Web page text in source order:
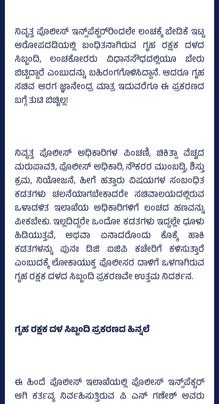
ನಿವೃತ್ತ ಪೊಲೀಸ್‌ ಇನ್ಸ್‌ಪೆಕ್ಟರ್‌ರಿಂದಲೇ ಲಂಚಕ್ಕೆ ಬೇಡಿಕೆ ಇಟ್ಟ
ಆರೋಪದಡಿಯಲ್ಲಿ ಬಂಧಿತನಾಗಿರುವ ಗೃಹ ರಕ್ಷಕ ದಳದ
ಸಿಬ್ಬಂದಿ, ಲಂಚಕೋರರು ವಿಧಾನಸೌಧದಲ್ಲಿಯೂ ಬೇರು
ಬಿಟ್ಟಿದ್ದಾರೆ ಎಂಬುದನ್ನು ಬಹಿರಂಗಗೊಳಿಸಿದ್ದಾನೆ. ಆದರೂ ಗೃಹ
ಸಚಿವ ಆರಗ ಜ್ಞಾನೇಂದ್ರ ಮಾತ್ರ ಇದುವರೆಗೂ ಈ ಪ್ರಕರಣದ
ಬಗ್ಗೆ ತುಟಿ ಬಿಚ್ಚಿಲ್ಲ!
ನಿವೃತ್ತ ಪೊಲೀಸ್‌ ಅಧಿಕಾರಿಗಳ ಪಿಂಚಣಿ, ಚಿಕಿತ್ಸಾ ವೆಚ್ಚದ
ಮರುಪಾವತಿ, ಪೊಲೀಸ್‌ ಅಧಿಕಾರಿ, ನೌಕರರ ಮುಂಬಡ್ತಿ, ಶಿಸ್ತು
ಕ್ರಮ, ನಿಯೋಜನೆ, ಹೀಗೆ ಹತ್ತಾರು ವಿಷಯಗಳ ಸಂಬಂಧಿತ
ಕಡತಗಳು ಚಲನೆಯಾಗಬೇಕಾದರೇ ಸಚಿವಾಲಯದಲ್ಲಿರುವ
ಒಳಾಡಳಿತ ಇಲಾಖೆಯ ಅಧಿಕಾರಿಗಳಿಗೆ ಲಂಚದ ಹಣವನ್ನು
ಪೀಕಬೇಕು. ಇಲ್ಲದಿದ್ದರೇ ಒಂದೋ ಕಡತಗಳು ಇದ್ದಲ್ಲೇ ಧೂಳು
ಹಿಡಿಯುತ್ತವೆ, ಅಥವಾ ಏನಾದರೊಂದು ಕೊಕ್ಕೆ ಹಾಕಿ
ಕಡತಗಳನ್ನು ಪುನಃ ಡಿಜಿ ಐಜಿಪಿ ಕಚೇರಿಗೆ ಕಳಿಸುತ್ತಾರೆ
ಎಂಬುದಕ್ಕೆ ಲೋಕಾಯುಕ್ತ ಪೊಲೀಸರ ದಾಳಿಗೆ ಒಳಗಾಗಿರುವ
ಗೃಹ ರಕ್ಷಕ ದಳದ ಸಿಬ್ಬಂದಿ ಪ್ರಕರಣವೇ ಉತ್ತಮ ನಿದರ್ಶನ.
ಗೃಹ ರಕ್ಷಕ ದಳ ಸಿಬ್ಬಂದಿ ಪ್ರಕರಣದ ಹಿನ್ನಲೆ
ಈ ಹಿಂದೆ ಪೊಲೀಸ್‌ ಇಲಾಖೆಯಲ್ಲಿ ಪೊಲೀಸ್‌ ಇನ್ಸ್‌ಪೆಕ್ಟರ್‌
ಆಗಿ ಕರ್ತವ್ಯ ನಿರ್ವಹಿಸುತ್ತಿರುವ ಪಿ ಎನ್‌ ಗಣೇಶ್‌ ಅವರು